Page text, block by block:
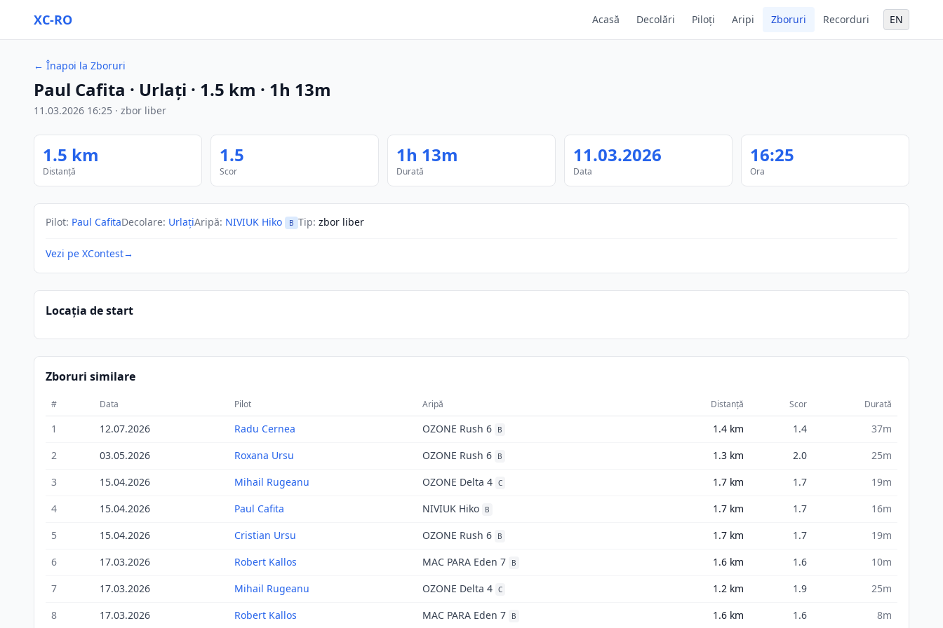
XC-RO Acasă Decolări Piloți Aripi Zboruri Recorduri EN
← Înapoi la Zboruri
Paul Cafita · Urlați · 1.5 km · 1h 13m
11.03.2026 16:25 · zbor liber
1.5 km
Distanță
1.5
Scor
1h 13m
Durată
11.03.2026
Data
16:25
Ora
Pilot: Paul CafitaDecolare: UrlațiAripă: NIVIUK Hiko B Tip: zbor liber
Vezi pe XContest→
Locația de start
Zboruri similare
# Data Pilot Aripă Distanță Scor Durată
1 12.07.2026 Radu Cernea OZONE Rush 6 B 1.4 km 1.4
37m
2
03.05.2026 Roxana Ursu OZONE Rush 6 B 1.3 km 2.0
25m
3
15.04.2026 Mihail Rugeanu OZONE Delta 4 C 1.7 km 1.7
19m
4
15.04.2026 Paul Cafita NIVIUK Hiko B 1.7 km 1.7
16m
5
15.04.2026 Cristian Ursu OZONE Rush 6 B 1.7 km 1.7
19m
6
17.03.2026 Robert Kallos MAC PARA Eden 7 B 1.6 km 1.6
10m
7
17.03.2026 Mihail Rugeanu OZONE Delta 4 C 1.2 km 1.9
25m
8
17.03.2026 Robert Kallos MAC PARA Eden 7 B 1.6 km 1.6 8m